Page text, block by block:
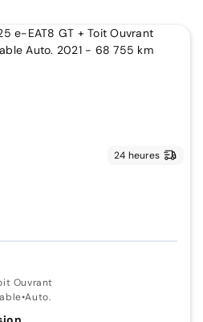
24 heures
Ouvrant
•Auto.